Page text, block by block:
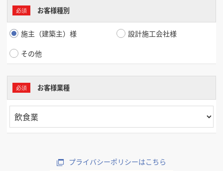
お客様種別
施主（建築主）様
設計施工会社様
その他
お客様業種
プライバシーポリシーはこちら